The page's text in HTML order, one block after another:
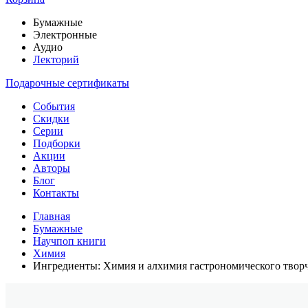
Бумажные
Электронные
Аудио
Лекторий
Подарочные сертификаты
События
Скидки
Серии
Подборки
Акции
Авторы
Блог
Контакты
Главная
Бумажные
Научпоп книги
Химия
Ингредиенты: Химия и алхимия гастрономического